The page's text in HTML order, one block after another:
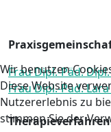
Frau Dipl.-Päd.
Frau Dipl.-Päd.
Wir benutzen
Diese Website
Nutzererlebnis zu
stimmen Sie der